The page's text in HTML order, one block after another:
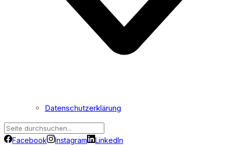
Datenschutzerklärung
Facebook Instagram LinkedIn